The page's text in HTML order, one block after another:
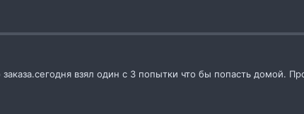
взял один с 3 попытки что бы попасть домой.